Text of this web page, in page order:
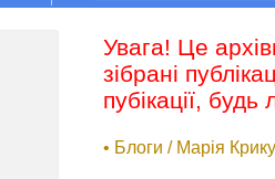
Увага! Це
зібрані
пубікації,
• Блоги / Марія